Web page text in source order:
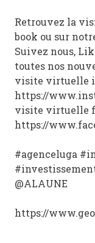
Retrouvez la
book ou sur
Suivez nous,
toutes nos
visite virtuelle
https://
visite virtuelle
https://
#agenceluga
@ALAUNE
https://